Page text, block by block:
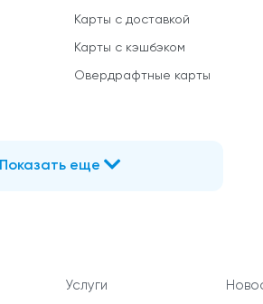
Карты с доставкой
Карты с кэшбэком
Овердрафтные карты
Показать еще
Услуги